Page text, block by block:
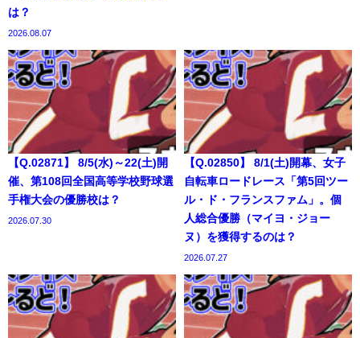
は？
2026.08.07
【Q.02871】 8/5(水)～22(土)開
催、第108回全国高等学校野球選
手権大会の優勝校は？
2026.07.30
【Q.02850】 8/1(土)開幕、女子
自転車ロードレース「第5回ツー
ル・ド・フランスファム」。個
人総合優勝（マイヨ・ジョー
ヌ）を獲得するのは？
2026.07.27